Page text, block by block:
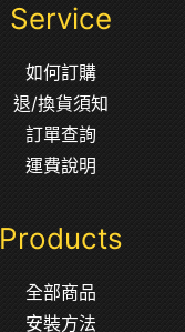
Service
如何訂購
退/換貨須知
訂單查詢
運費說明
Products
全部商品
安裝方法